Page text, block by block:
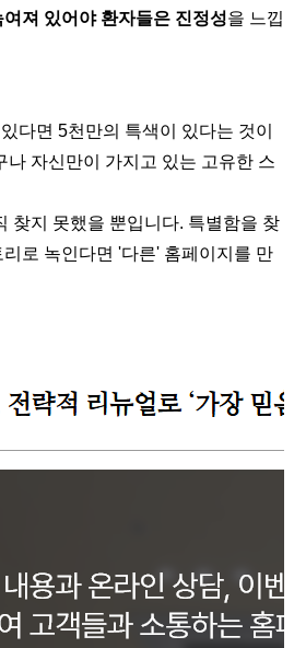
져 있어야 환자들은 진정성을 느낍
다면 5천만의 특색이 있다는 것이
나 자신만이 가지고 있는 고유한 스
찾지 못했을 뿐입니다. 특별함을 찾
로 녹인다면 '다른' 홈페이지를 만